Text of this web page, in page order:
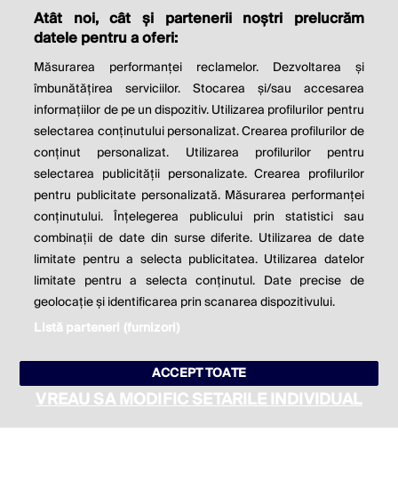
THE SOCIAL RESPONSIBILITY OF
BUSINESS IS TO INCREASE ITS
PROFITS.
Milton Friedman
© 2026 Profit.ro. Toate drepturile rezervate.
Dezvoltat de1616.ro
Contact Publicitate Despre noi
Politica de cookie Politica de
confidențialitate
este parte a
Atât noi, cât și partenerii noștri prelucrăm
datele pentru a oferi:
Măsurarea performanței reclamelor. Dezvoltarea și
îmbunătățirea serviciilor. Stocarea și/sau accesarea
informațiilor de pe un dispozitiv. Utilizarea profilurilor pentru
selectarea conținutului personalizat. Crearea profilurilor de
conținut personalizat. Utilizarea profilurilor pentru
selectarea publicității personalizate. Crearea profilurilor
pentru publicitate personalizată. Măsurarea performanței
conținutului. Înțelegerea publicului prin statistici sau
combinații de date din surse diferite. Utilizarea de date
limitate pentru a selecta publicitatea. Utilizarea datelor
limitate pentru a selecta conținutul. Date precise de
geolocație și identificarea prin scanarea dispozitivului.
Listă parteneri (furnizori)
ACCEPT TOATE
VREAU SA MODIFIC SETARILE INDIVIDUAL